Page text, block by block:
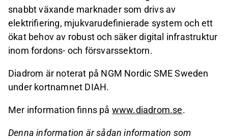
snabbt växande marknader som drivs av
elektrifiering, mjukvarudefinierade system och ett
ökat behov av robust och säker digital infrastruktur
inom fordons- och försvarssektorn.
Diadrom är noterat på NGM Nordic SME Sweden
under kortnamnet DIAH.
Mer information finns på www.diadrom.se.
Denna information är sådan information som